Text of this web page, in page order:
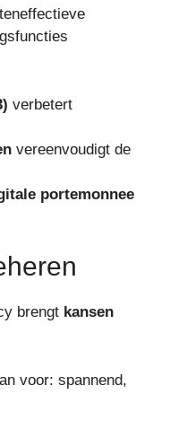
verbetert
vereenvoudigt de
portemonnee
brengt kansen
voor: spannend,